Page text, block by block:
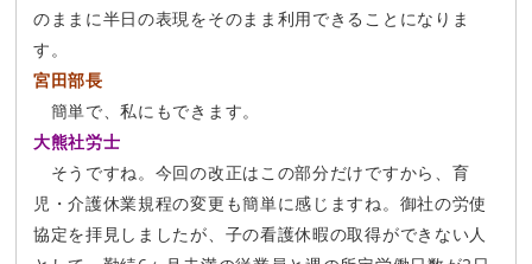
のままに半日の表現をそのまま利用できることになりま
す。
宮田部長
簡単で、私にもできます。
大熊社労士
そうですね。今回の改正はこの部分だけですから、育
児・介護休業規程の変更も簡単に感じますね。御社の労使
協定を拝見しましたが、子の看護休暇の取得ができない人